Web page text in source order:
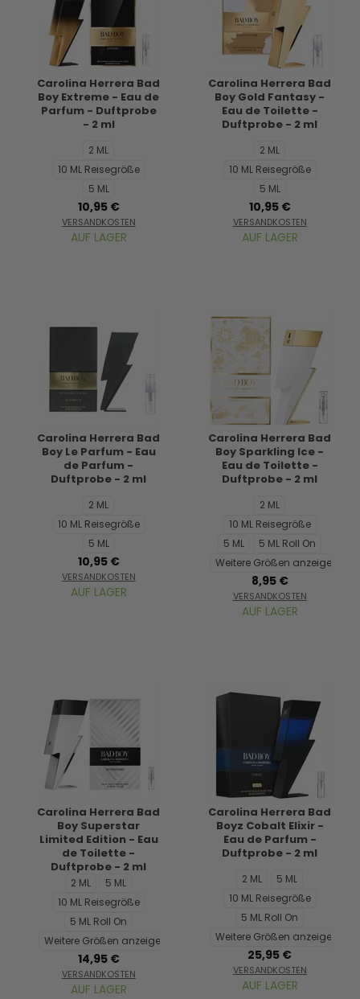
Carolina Herrera Bad
Boy Extreme - Eau de
Parfum - Duftprobe
- 2 ml
2 ML
10 ML Reisegröße
5 ML
10,95 €
VERSANDKOSTEN
AUF LAGER
Carolina Herrera Bad
Boy Gold Fantasy -
Eau de Toilette -
Duftprobe - 2 ml
2 ML
10 ML Reisegröße
5 ML
10,95 €
VERSANDKOSTEN
AUF LAGER
Carolina Herrera Bad
Boy Le Parfum - Eau
de Parfum -
Duftprobe - 2 ml
2 ML
10 ML Reisegröße
5 ML
10,95 €
VERSANDKOSTEN
AUF LAGER
Carolina Herrera Bad
Boy Sparkling Ice -
Eau de Toilette -
Duftprobe - 2 ml
2 ML
10 ML Reisegröße
5 ML
5 ML Roll On
Weitere Größen anzeigen...
8,95 €
VERSANDKOSTEN
AUF LAGER
Carolina Herrera Bad
Boy Superstar
Limited Edition - Eau
de Toilette -
Duftprobe - 2 ml
2 ML
5 ML
10 ML Reisegröße
5 ML Roll On
Weitere Größen anzeigen...
14,95 €
VERSANDKOSTEN
AUF LAGER
Carolina Herrera Bad
Boyz Cobalt Elixir -
Eau de Parfum -
Duftprobe - 2 ml
2 ML
5 ML
10 ML Reisegröße
5 ML Roll On
Weitere Größen anzeigen...
25,95 €
VERSANDKOSTEN
AUF LAGER